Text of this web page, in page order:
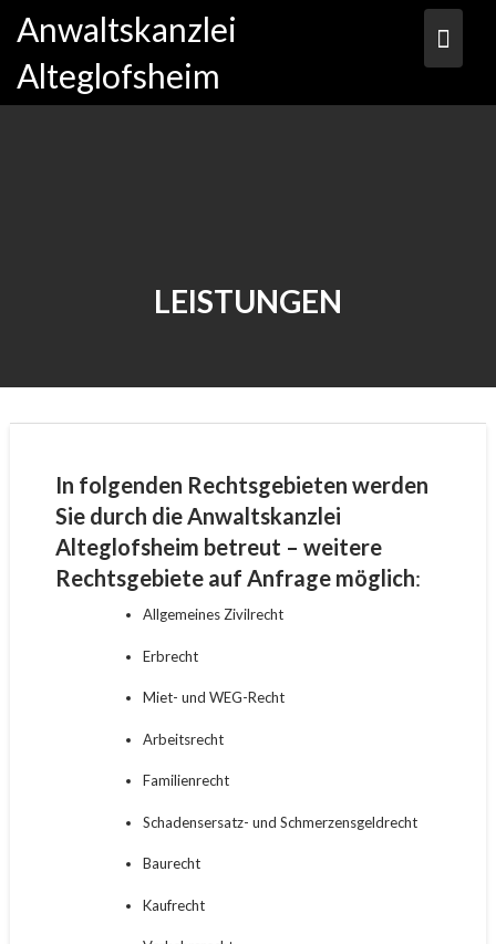
content
Anwaltskanzlei
Alteglofsheim
LEISTUNGEN
In folgenden Rechtsgebieten werden
Sie durch die Anwaltskanzlei
Alteglofsheim betreut – weitere
Rechtsgebiete auf Anfrage möglich:
Allgemeines Zivilrecht
Erbrecht
Miet- und WEG-Recht
Arbeitsrecht
Familienrecht
Schadensersatz- und Schmerzensgeldrecht
Baurecht
Kaufrecht